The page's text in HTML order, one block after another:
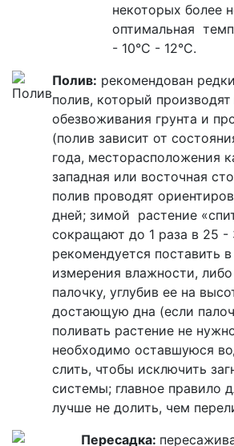
некоторых более
оптимальная
- 10°C - 12°C.
Полив: рекомендован
полив, который
обезвоживания грунта и
(полив зависит от
года, месторасположения
западная или восточная
полив проводят
дней; зимой растение
сокращают до 1 раза в 25 -
рекомендуется поставить
измерения влажности,
палочку, углубив ее на
достающую дна (если
поливать растение не
необходимо оставшуюся
слить, чтобы исключить
системы; главное правило
лучше не долить, чем
Пересадка: